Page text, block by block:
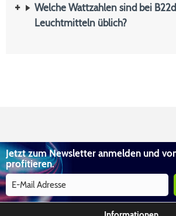
Welche Wattzahlen sind bei
Leuchtmitteln üblich?
Jetzt zum Newsletter anmelden und
profitieren.